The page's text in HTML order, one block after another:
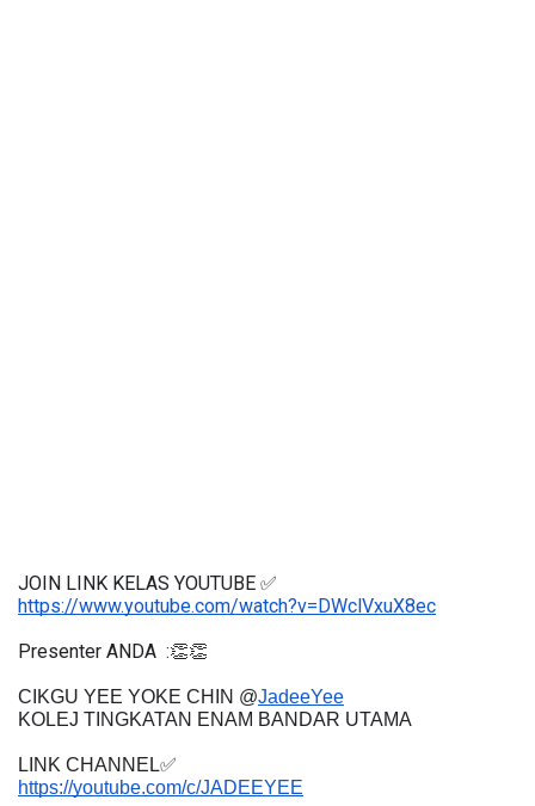
JOIN LINK KELAS YOUTUBE ✅
https://www.youtube.com/watch?v=DWclVxuX8ec
Presenter ANDA  :👏👏
CIKGU YEE YOKE CHIN @JadeeYee
KOLEJ TINGKATAN ENAM BANDAR UTAMA
LINK CHANNEL✅
https://youtube.com/c/JADEEYEE